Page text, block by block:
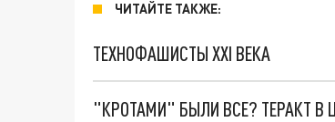
ЧИТАЙТЕ ТАКЖЕ:
ТЕХНОФАШИСТЫ XXI ВЕКА
"КРОТАМИ" БЫЛИ ВСЕ? ТЕРАКТ В